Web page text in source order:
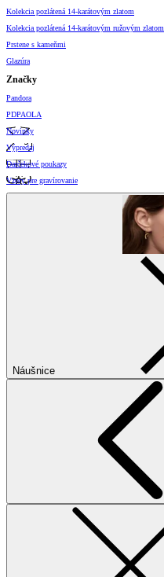
Kolekcia pozlátená 14-karátovým zlatom
Kolekcia pozlátená 14-karátovým ružovým zlatom
Prstene s kameňmi
Glazúra
Značky
Pandora
PDPAOLA
Novinky
Výpredaj
Darčekové poukazy
Vzory pre gravírovanie
Náušnice